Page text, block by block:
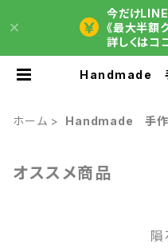
今だけ
《最大半額
詳しくはコ
Handmade 手
ホーム Handmade 手作
オススメ商品
隕